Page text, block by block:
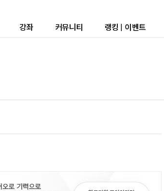
강좌 커뮤니티 랭킹 | 이벤트